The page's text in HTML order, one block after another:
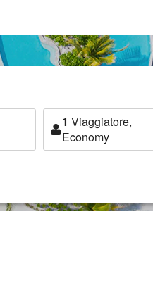
1 Viaggiatore,
Economy